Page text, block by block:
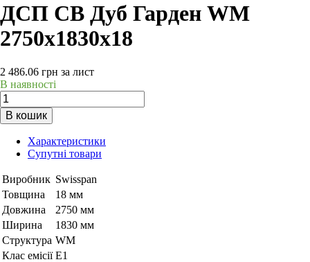
ДСП СВ Дуб Гарден WM
2750х1830х18
2 486.06 грн за лист
В наявності
В кошик
Характеристики
Супутні товари
Виробник Swisspan
Товщина
18 мм
Довжина
2750 мм
Ширина
1830 мм
Структура WM
Клас емісії Е1